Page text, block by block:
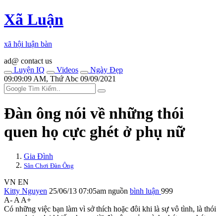
Xã Luận
xã hội luận bàn
ad@ contact us
Luyện IQ
Videos
Ngày Đẹp
09:09:09 AM, Thứ Abc 09/09/2021
Đàn ông nói về những thói
quen họ cực ghét ở phụ nữ
Gia Đình
Sân Chơi Đàn Ông
VN EN
Kitty Nguyen 25/06/13 07:05am nguồn bình luận 999
A- A A+
Có những việc bạn làm vì sở thích hoặc đôi khi là sự vô tình, là thói